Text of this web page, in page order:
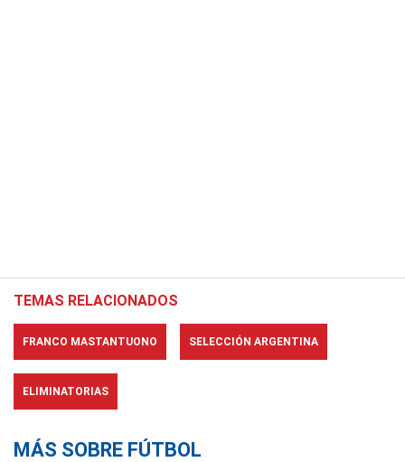
TEMAS RELACIONADOS
FRANCO MASTANTUONO SELECCIÓN ARGENTINA
ELIMINATORIAS
MÁS SOBRE FÚTBOL